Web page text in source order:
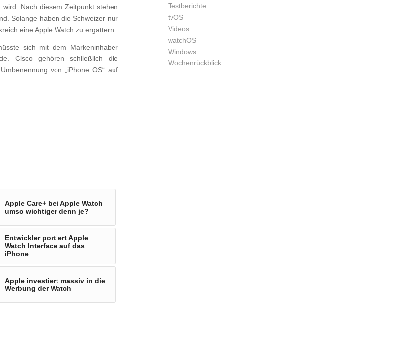
Nach diesem Zeitpunkt stehen
Solange haben die Schweizer nur
eine Apple Watch zu ergattern.
sich mit dem Markeninhaber
Cisco gehören schließlich die
von „iPhone OS“ auf
Apple Care+ bei Apple Watch
umso wichtiger denn je?
Entwickler portiert Apple
Watch Interface auf das
iPhone
Apple investiert massiv in die
Werbung der Watch
Testberichte
tvOS
Videos
watchOS
Windows
Wochenrückblick